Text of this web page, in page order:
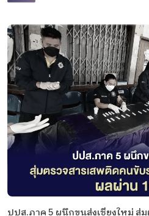
ปปส.ภาค 5 ผนึกขนส่งเชียงใหม่ สุ่